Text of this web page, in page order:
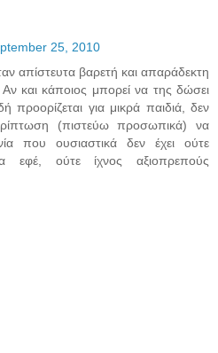
25, 2010
απίστευτα βαρετή και απαράδεκτη
και κάποιος μπορεί να της δώσει
προορίζεται για μικρά παιδιά, δεν
(πιστεύω προσωπικά) να
που ουσιαστικά δεν έχει ούτε
εφέ, ούτε ίχνος αξιοπρεπούς